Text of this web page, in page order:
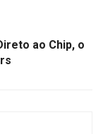
ao Chip, o